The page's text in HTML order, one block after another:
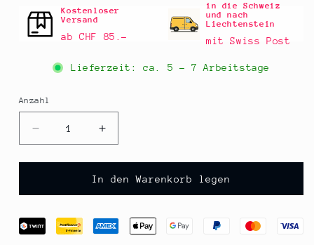
Kostenloser
Versand
ab CHF 85.–
in die Schweiz
und nach
Liechtenstein
mit Swiss Post
Lieferzeit: ca. 5 - 7 Arbeitstage
Anzahl
Anzahl
Verringere
die
Menge
Secret
Flambage
Thymian,
Erhöhe
die
Menge
für
Secret
Flambage
Thymian,
In den Warenkorb legen